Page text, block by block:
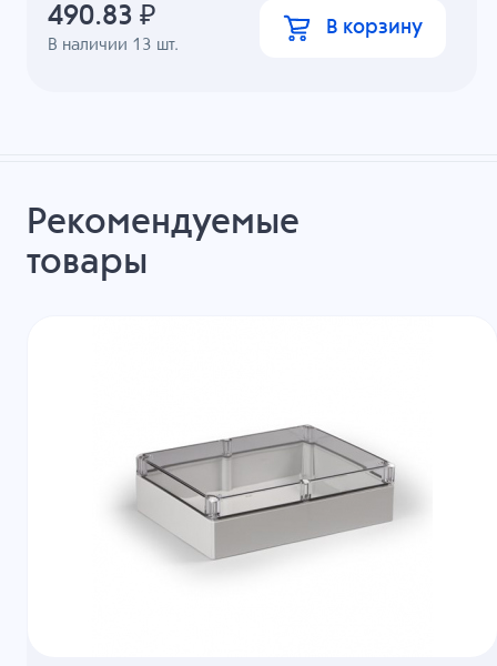
В наличии 13 шт.
490.83 ₽ В корзину
Рекомендуемые
товары